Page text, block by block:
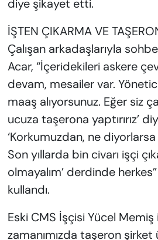
diye şikayet etti.
İŞTEN ÇIKARMA VE
Çalışan arkadaşlarıyla
Acar, “İçeridekileri askere
devam, mesailer var.
maaş alıyorsunuz. Eğer siz
ucuza taşerona yaptırırız’
‘Korkumuzdan, ne diyorlarsa
Son yıllarda bin civarı işçi
olmayalım’ derdinde
kullandı.
Eski CMS İşçisi Yücel Memiş
zamanımızda taşeron